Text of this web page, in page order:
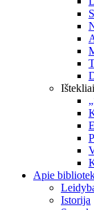
Ištekliai
Apie
Istorija